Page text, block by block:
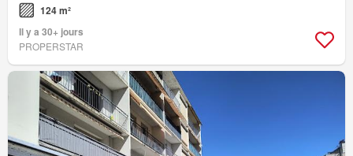
124 m²
Il y a 30+ jours
PROPERSTAR